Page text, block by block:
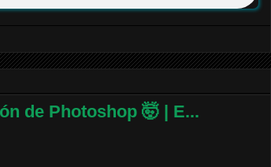
de Photoshop 🤯 | E...